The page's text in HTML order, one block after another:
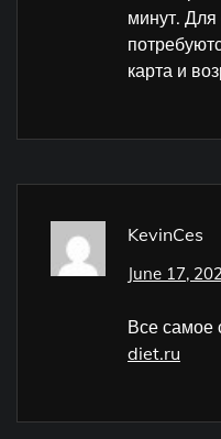
минут.
карта и
KevinCes
June 17,
Все самое
diet.ru